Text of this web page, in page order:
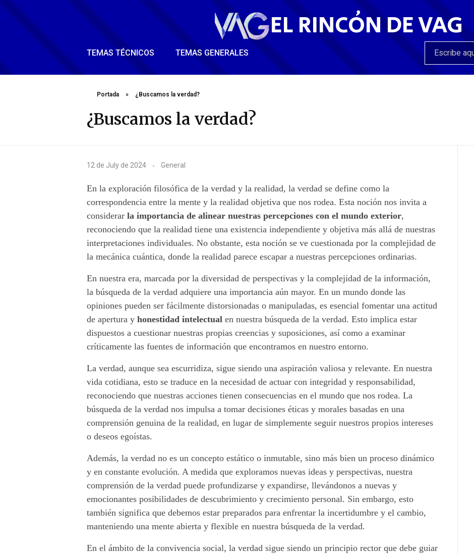
EL RINCÓN DE VAG
TEMAS TÉCNICOS TEMAS GENERALES
Portada » ¿Buscamos la verdad?
¿Buscamos la verdad?
¿
B
u
s
c
a
m
o
s
l
a
v
e
r
d
a
d
?
12 de July de 2024 General
En la exploración filosófica de la verdad y la realidad, la verdad se define como la
correspondencia entre la mente y la realidad objetiva que nos rodea. Esta noción nos invita a
considerar la importancia de alinear nuestras percepciones con el mundo exterior,
reconociendo que la realidad tiene una existencia independiente y objetiva más allá de nuestras
interpretaciones individuales. No obstante, esta noción se ve cuestionada por la complejidad de
la mecánica cuántica, donde la realidad parece escapar a nuestras percepciones ordinarias.
En nuestra era, marcada por la diversidad de perspectivas y la complejidad de la información,
la búsqueda de la verdad adquiere una importancia aún mayor. En un mundo donde las
opiniones pueden ser fácilmente distorsionadas o manipuladas, es esencial fomentar una actitud
de apertura y honestidad intelectual en nuestra búsqueda de la verdad. Esto implica estar
dispuestos a cuestionar nuestras propias creencias y suposiciones, así como a examinar
críticamente las fuentes de información que encontramos en nuestro entorno.
La verdad, aunque sea escurridiza, sigue siendo una aspiración valiosa y relevante. En nuestra
vida cotidiana, esto se traduce en la necesidad de actuar con integridad y responsabilidad,
reconociendo que nuestras acciones tienen consecuencias en el mundo que nos rodea. La
búsqueda de la verdad nos impulsa a tomar decisiones éticas y morales basadas en una
comprensión genuina de la realidad, en lugar de simplemente seguir nuestros propios intereses
o deseos egoístas.
Además, la verdad no es un concepto estático o inmutable, sino más bien un proceso dinámico
y en constante evolución. A medida que exploramos nuevas ideas y perspectivas, nuestra
comprensión de la verdad puede profundizarse y expandirse, llevándonos a nuevas y
emocionantes posibilidades de descubrimiento y crecimiento personal. Sin embargo, esto
también significa que debemos estar preparados para enfrentar la incertidumbre y el cambio,
manteniendo una mente abierta y flexible en nuestra búsqueda de la verdad.
En el ámbito de la convivencia social, la verdad sigue siendo un principio rector que debe guiar